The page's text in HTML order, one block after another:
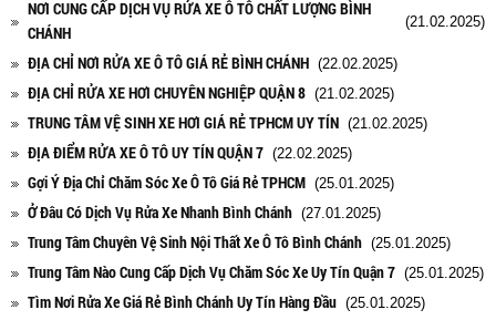
NƠI CUNG CẤP DỊCH VỤ RỬA XE Ô TÔ CHẤT LƯỢNG BÌNH
CHÁNH
(21.02.2025)
ĐỊA CHỈ NƠI RỬA XE Ô TÔ GIÁ RẺ BÌNH CHÁNH (22.02.2025)
ĐỊA CHỈ RỬA XE HƠI CHUYÊN NGHIỆP QUẬN 8 (21.02.2025)
TRUNG TÂM VỆ SINH XE HƠI GIÁ RẺ TPHCM UY TÍN (21.02.2025)
ĐỊA ĐIỂM RỬA XE Ô TÔ UY TÍN QUẬN 7 (22.02.2025)
Gợi Ý Địa Chỉ Chăm Sóc Xe Ô Tô Giá Rẻ TPHCM (25.01.2025)
Ở Đâu Có Dịch Vụ Rửa Xe Nhanh Bình Chánh (27.01.2025)
Trung Tâm Chuyên Vệ Sinh Nội Thất Xe Ô Tô Bình Chánh (25.01.2025)
Trung Tâm Nào Cung Cấp Dịch Vụ Chăm Sóc Xe Uy Tín Quận 7 (25.01.2025)
Tìm Nơi Rửa Xe Giá Rẻ Bình Chánh Uy Tín Hàng Đầu (25.01.2025)